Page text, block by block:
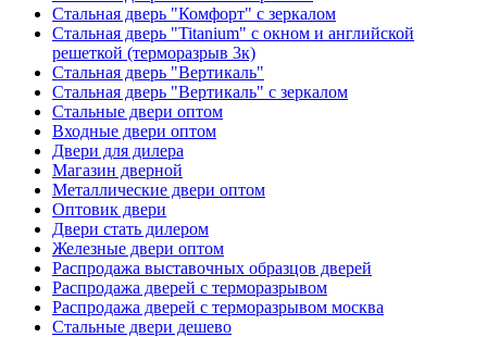
Стальная дверь "Комфорт" с зеркалом
Стальная дверь "Titanium" с окном и английской
решеткой (терморазрыв 3к)
Стальная дверь "Вертикаль"
Стальная дверь "Вертикаль" с зеркалом
Стальные двери оптом
Входные двери оптом
Двери для дилера
Магазин дверной
Металлические двери оптом
Оптовик двери
Двери стать дилером
Железные двери оптом
Распродажа выставочных образцов дверей
Распродажа дверей с терморазрывом
Распродажа дверей с терморазрывом москва
Стальные двери дешево